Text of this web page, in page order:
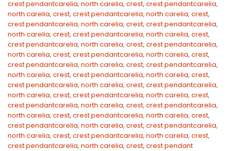
crest pendantcarelia, north carelia, crest, crest pendantcarelia,
north carelia, crest, crest pendantcarelia, north carelia, crest,
crest pendantcarelia, north carelia, crest, crest pendantcarelia,
north carelia, crest, crest pendantcarelia, north carelia, crest,
crest pendantcarelia, north carelia, crest, crest pendantcarelia,
north carelia, crest, crest pendantcarelia, north carelia, crest,
crest pendantcarelia, north carelia, crest, crest pendantcarelia,
north carelia, crest, crest pendantcarelia, north carelia, crest,
crest pendantcarelia, north carelia, crest, crest pendantcarelia,
north carelia, crest, crest pendantcarelia, north carelia, crest,
crest pendantcarelia, north carelia, crest, crest pendantcarelia,
north carelia, crest, crest pendantcarelia, north carelia, crest,
crest pendantcarelia, north carelia, crest, crest pendantcarelia,
north carelia, crest, crest pendantcarelia, north carelia, crest,
crest pendantcarelia, north carelia, crest, crest pendant